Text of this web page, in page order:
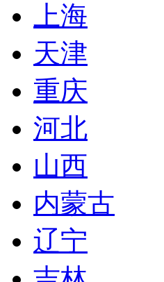
上海
天津
重庆
河北
山西
内蒙古
辽宁